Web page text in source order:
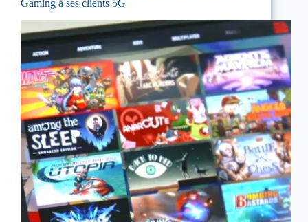
Gaming à ses clients 5G